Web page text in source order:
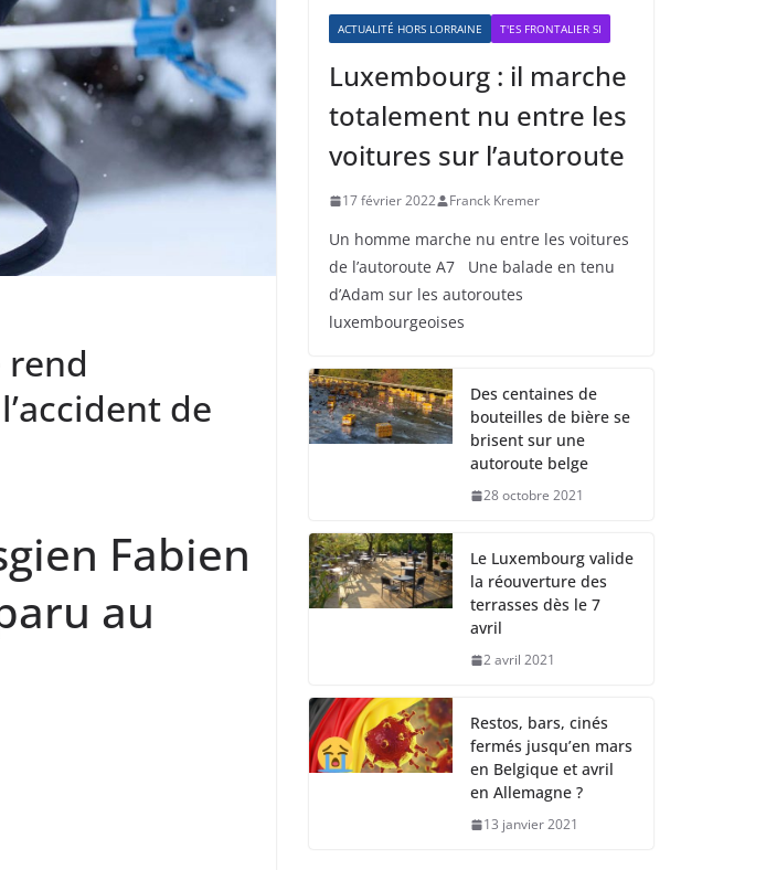
rend
de
Fabien
au
ACTUALITÉ HORS LORRAINE T'ES FRONTALIER SI
Luxembourg : il marche
totalement nu entre les
voitures sur l’autoroute
17 février 2022 Franck Kremer
Un homme marche nu entre les voitures
de l’autoroute A7 Une balade en tenu
d’Adam sur les autoroutes
luxembourgeoises
Des centaines de
bouteilles de bière se
brisent sur une
autoroute belge
28 octobre 2021
Le Luxembourg valide
la réouverture des
terrasses dès le 7
avril
2 avril 2021
Restos, bars, cinés
fermés jusqu’en mars
en Belgique et avril
en Allemagne ?
13 janvier 2021